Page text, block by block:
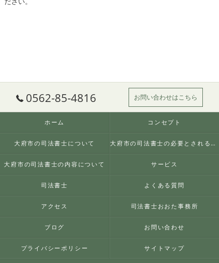
0562-85-4816 お問い合わせはこちら
ホーム コンセプト
大府市の司法書士について 大府市の司法書士の必要とされる理由
大府市の司法書士の内容について サービス
司法書士 よくある質問
アクセス 司法書士おおた事務所
ブログ お問い合わせ
プライバシーポリシー サイトマップ